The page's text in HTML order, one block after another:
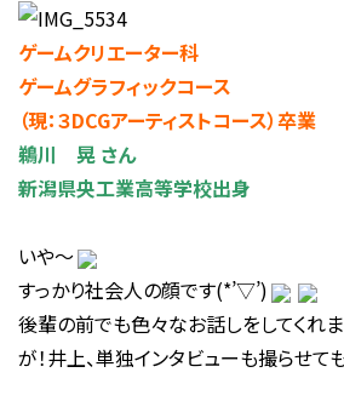
ゲームクリエーター科
ゲームグラフィックコース
（現：３DCGアーティストコース）卒業
鵜川 晃 さん
新潟県央工業高等学校出身
いや～
すっかり社会人の顔です(*’▽’)
後輩の前でも色々なお話しをしてくれ
が！井上、単独インタビューも撮らせて